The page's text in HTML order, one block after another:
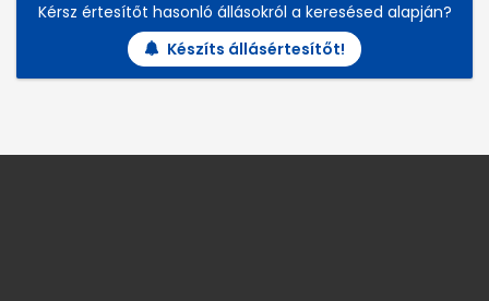
Kérsz értesítőt hasonló állásokról a keresésed alapján?
Készíts állásértesítőt!